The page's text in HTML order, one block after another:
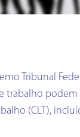
Tribunal
trabalho
(CLT),